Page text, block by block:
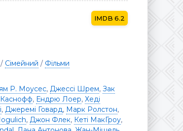
6.2
/ Сімейний / Фільми
Р. Моусес, Джессі Шрем, Зак
Каснофф, Ендрю Лоер, Хеді
, Джеремі Говард, Марк Ролстон,
, Джон Флек, Кеті МакГроу,